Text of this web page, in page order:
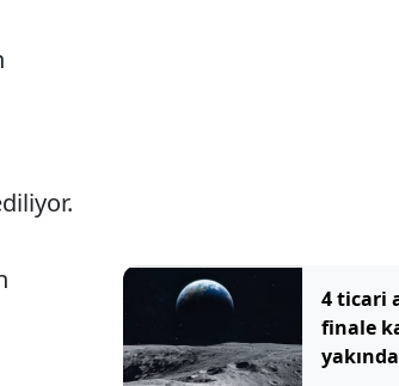
4 ticari
finale